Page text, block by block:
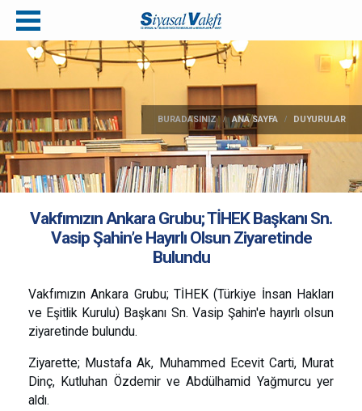
BURADASINIZ ANA SAYFA DUYURULAR
Vakfımızın Ankara Grubu; TİHEK Başkanı Sn.
Vasip Şahin’e Hayırlı Olsun Ziyaretinde
Bulundu
Vakfımızın Ankara Grubu; TİHEK (Türkiye İnsan Hakları
ve Eşitlik Kurulu) Başkanı Sn. Vasip Şahin'e hayırlı olsun
ziyaretinde bulundu.
Ziyarette; Mustafa Ak, Muhammed Ecevit Carti, Murat
Dinç, Kutluhan Özdemir ve Abdülhamid Yağmurcu yer
aldı.